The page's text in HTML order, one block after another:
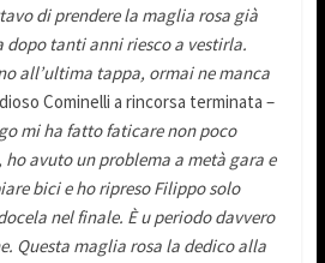
di prendere la maglia rosa già
tanti anni riesco a vestirla.
all’ultima tappa, ormai ne manca
Cominelli a rincorsa terminata –
mi ha fatto faticare non poco
avuto un problema a metà gara e
bici e ho ripreso Filippo solo
nel finale. È u periodo davvero
Questa maglia rosa la dedico alla